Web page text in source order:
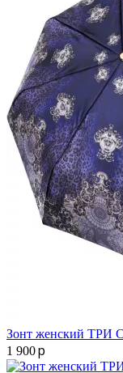
Зонт женский ТРИ
1 900p